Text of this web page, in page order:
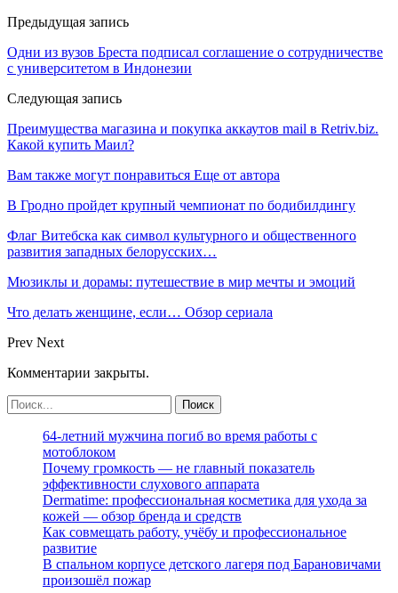
Предыдущая запись
Одни из вузов Бреста подписал соглашение о сотрудничестве
с университетом в Индонезии
Следующая запись
Преимущества магазина и покупка аккаутов mail в Retriv.biz.
Какой купить Маил?
Вам также могут понравиться Еще от автора
В Гродно пройдет крупный чемпионат по бодибилдингу
Флаг Витебска как символ культурного и общественного
развития западных белорусских…
Мюзиклы и дорамы: путешествие в мир мечты и эмоций
Что делать женщине, если… Обзор сериала
Prev Next
Комментарии закрыты.
64-летний мужчина погиб во время работы с
мотоблоком
Почему громкость — не главный показатель
эффективности слухового аппарата
Dermatime: профессиональная косметика для ухода за
кожей — обзор бренда и средств
Как совмещать работу, учёбу и профессиональное
развитие
В спальном корпусе детского лагеря под Барановичами
произошёл пожар